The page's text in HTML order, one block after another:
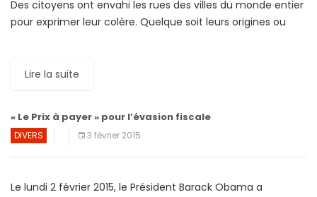
Des citoyens ont envahi les rues des villes du monde entier
pour exprimer leur colère. Quelque soit leurs origines ou
Lire la suite
« Le Prix à payer » pour l’évasion fiscale
DIVERS 3 février 2015
Le lundi 2 février 2015, le Président Barack Obama a